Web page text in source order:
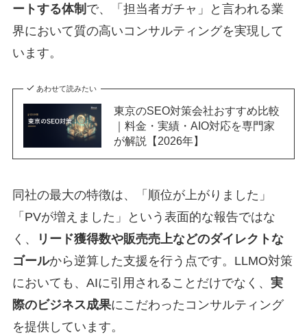
ートする体制 で、「担当者ガチャ」と言われる業
界において質の高いコンサルティングを実現して
います。
あわせて読みたい
東京のSEO対策会社おすすめ比較
｜料金・実績・AIO対応を専門家
が解説【2026年】
同社の最大の特徴は、「順位が上がりました」
「PVが増えました」という表面的な報告ではな
く、
リード獲得数や販売売上などのダイレクトな
ゴールから逆算した支援を行う点です。LLMO対策
においても、AIに引用されることだけでなく、 実
際のビジネス成果にこだわったコンサルティング
を提供しています。